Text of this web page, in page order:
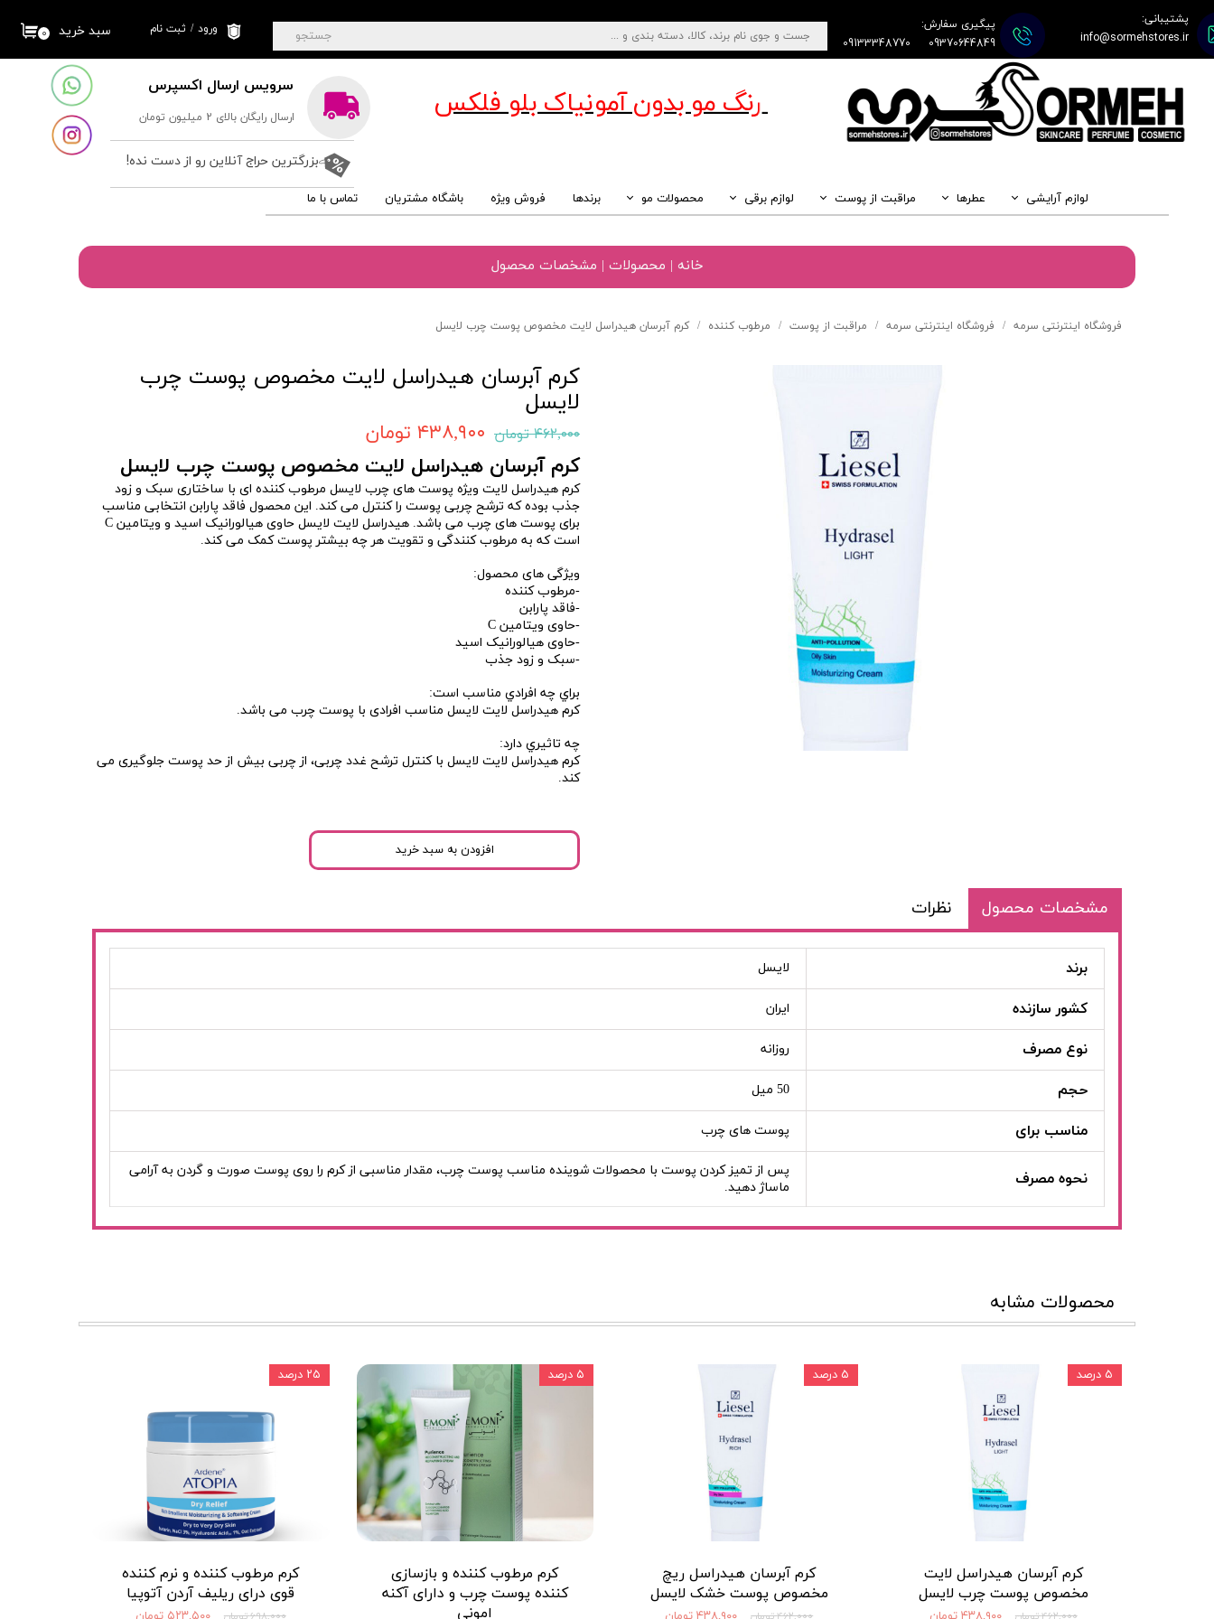
سرویس ارسال اکسپرس
ارسال رایگان بالای 2 میلیون تومان
جستجو
پشتیبانی:
info@sormehstores.ir
پیگیری سفارش:
09370644849
09133348770 ۰ سبد خرید ورود / ثبت نام
تغییر گذر واژه
سفارشات
خروج از حساب
کاربری
بزرگترین حراج آنلاین رو از دست نده!
لوازم آرایشی عطرها مراقبت از پوست لوازم برقی محصولات مو برندها فروش ویژه باشگاه مشتریان تماس با ما
رنگ مو بدون آمونیاکبلو فلکس
خانه | محصولات | مشخصات محصول
فروشگاه اینترنتی سرمه فروشگاه اینترنتی سرمه مراقبت از پوست مرطوب کننده کرم آبرسان هیدراسل لایت مخصوص پوست چرب لایسل
کرم آبرسان هیدراسل لایت مخصوص پوست چرب
لایسل
۴۶۲,۰۰۰ تومان ۴۳۸,۹۰۰ تومان
کرم آبرسان هیدراسل لایت مخصوص پوست چرب لایسل
کرم هیدراسل لایت ویژه پوست های چرب لایسل مرطوب کننده ای با ساختاری سبک و زود
جذب بوده که ترشح چربی پوست را کنترل می کند. این محصول فاقد پارابن انتخابی مناسب
برای پوست های چرب می باشد. هیدراسل لایت لایسل حاوی هیالورانیک اسید و ویتامین C
است که به مرطوب کنندگی و تقویت هر چه بیشتر پوست کمک می کند.
ویژگی های محصول:
-مرطوب کننده
-فاقد پارابن
-حاوی ویتامین C
-حاوی هیالورانیک اسید
-سبک و زود جذب
براي چه افرادي مناسب است:
کرم هیدراسل لایت لایسل مناسب افرادی با پوست چرب می باشد.
چه تاثيري دارد:
کرم هیدراسل لایت لایسل با کنترل ترشح غدد چربی، از چربی بیش از حد پوست جلوگیری می
کند.
افزودن به سبد خرید
مشخصات محصول نظرات
برند لایسل
کشور سازنده ایران
نوع مصرف روزانه
حجم 50 میل
مناسب برای پوست های چرب
نحوه مصرف
پس از تمیز کردن پوست با محصولات شوینده مناسب پوست چرب، مقدار مناسبی از کرم را روی پوست صورت و گردن به آرامی
ماساژ دهید.
محصولات مشابه
کرم آبرسان هیدراسل لایت
مخصوص پوست چرب لایسل
۵ درصد
کرم آبرسان هیدراسل ریچ
مخصوص پوست خشک لایسل
۵ درصد
کرم مرطوب کننده و بازسازى
کننده پوست چرب و داراى آکنه
امونی
۵ درصد
کرم مرطوب کننده و نرم کننده
قوی درای ریلیف آردن آتوپیا
۲۵ درصد